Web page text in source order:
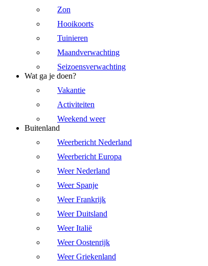
Zon
Hooikoorts
Tuinieren
Maandverwachting
Seizoensverwachting
Wat ga je doen?
Vakantie
Activiteiten
Weekend weer
Buitenland
Weerbericht Nederland
Weerbericht Europa
Weer Nederland
Weer Spanje
Weer Frankrijk
Weer Duitsland
Weer Italië
Weer Oostenrijk
Weer Griekenland